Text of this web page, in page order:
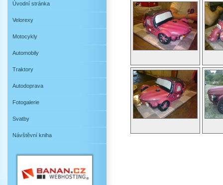
Úvodní stránka
Velorexy
Motocykly
Automobily
Traktory
Autodoprava
Fotogalerie
Svatby
Návštěvní kniha